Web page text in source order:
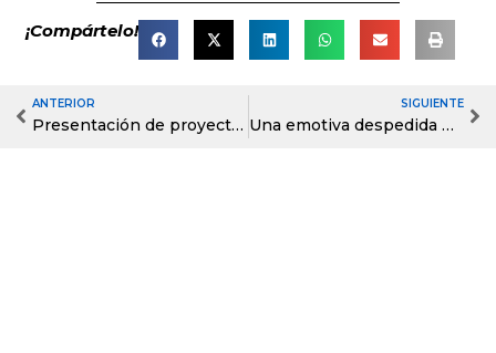
¡Compártelo!
Prev
ANTERIOR
Presentación de proyectos del Programa de Participación Estudiantil (PPE)
SIGUIENTE
Una emotiva despedida para Tercero de Bachillerato